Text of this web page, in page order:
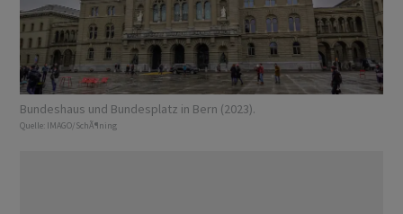
Bundeshaus und Bundesplatz in Bern (2023).
Quelle: IMAGO/SchÃ¶ning